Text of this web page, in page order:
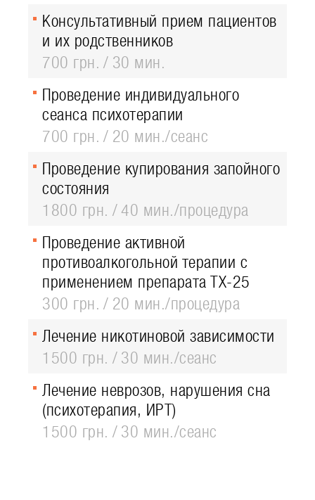
Консультативный прием пациентов
и их родственников
700 грн.
30 мин.
Проведение индивидуального
сеанса психотерапии
700 грн.
20 мин./сеанс
Проведение купирования запойного
состояния
1800 грн.
40 мин./процедура
Проведение активной
противоалкогольной терапии с
применением препарата ТХ-25
300 грн.
20 мин./процедура
Лечение никотиновой зависимости
1500 грн.
30 мин./сеанс
Лечение неврозов, нарушения сна
(психотерапия, ИРТ)
1500 грн.
30 мин./сеанс